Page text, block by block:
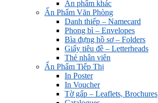
Ấn phẩm khác
Ấn Phẩm Văn Phòng
Danh thiếp – Namecard
Phong bì – Envelopes
Bìa đựng hồ sơ – Folders
Giấy tiêu đề – Letterheads
Thẻ nhân viên
Ấn Phẩm Tiếp Thị
In Poster
In Voucher
Tờ gấp – Leaflets, Brochures